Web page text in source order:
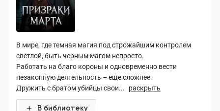
В мире, где темная магия под строжайшим контролем
светлой, быть черным магом непросто.
Работать на благо короны и одновременно вести
незаконную деятельность – еще сложнее.
Дружить с братом убийцы свои...
раскрыть
В библиотеку